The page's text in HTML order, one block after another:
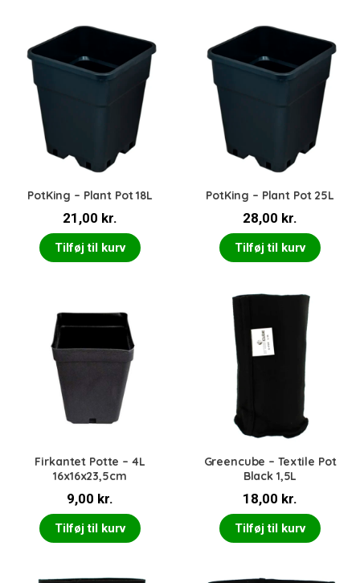
PotKing – Plant Pot 18L
21,00 kr.
Tilføj til kurv
PotKing – Plant Pot 25L
28,00 kr.
Tilføj til kurv
Firkantet Potte – 4L
16x16x23,5cm
9,00 kr.
Tilføj til kurv
Greencube – Textile Pot
Black 1,5L
18,00 kr.
Tilføj til kurv